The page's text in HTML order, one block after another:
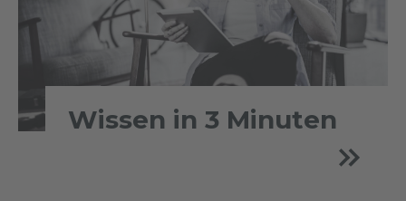
Wissen in 3 Minuten